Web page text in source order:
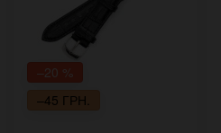
–20 %
–45 ГРН.